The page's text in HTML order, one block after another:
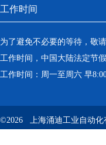
工作时间
为了避免不必要的等待，敬
工作时间，中国大陆法定节假
工作时间：周一至周六 早
©2026 上海涌迪工业自动化